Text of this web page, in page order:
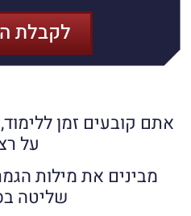
לקבלת
אתם קובעים זמן
על
מבינים את מילות
שליטה